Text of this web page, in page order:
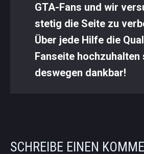
GTA-Fans und wir
stetig die Seite zu
Über jede Hilfe die
Fanseite hochzuhalten
deswegen dankbar!
SCHREIBE EINEN